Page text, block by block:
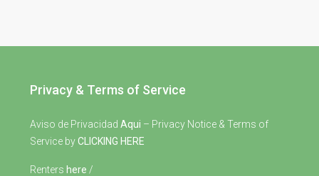
Privacy & Terms of Service
Aviso de Privacidad Aqui – Privacy Notice & Terms of
Service byCLICKING HERE
Renters here /